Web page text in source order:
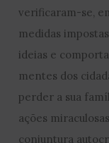
verificaram-se,
medidas
ideias e
mentes dos
perder a sua
ações
conjuntura